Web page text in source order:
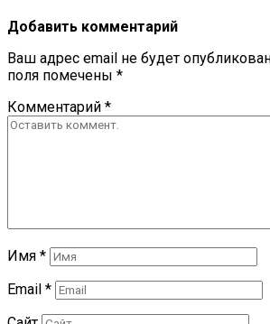
Добавить комментарий
Ваш адрес email не будет
поля помечены *
Комментарий *
Имя *
Email *